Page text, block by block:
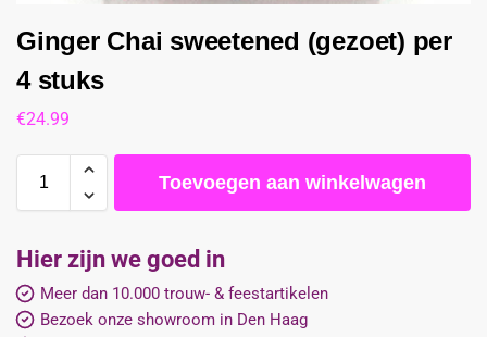
Ginger Chai sweetened (gezoet) per
4 stuks
€24.99
Toevoegen aan winkelwagen
Hier zijn we goed in
Meer dan 10.000 trouw- & feestartikelen
Bezoek onze showroom in Den Haag